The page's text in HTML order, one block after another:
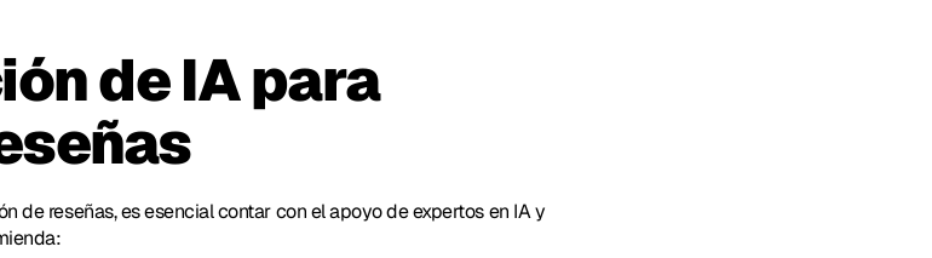
de IA para
de reseñas, es esencial contar con el apoyo de expertos en IA y